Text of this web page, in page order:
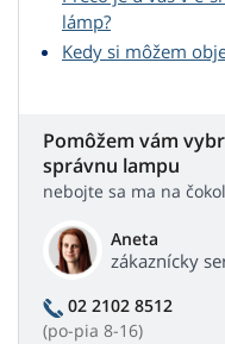
lámp?
Kedy si môžem
Pomôžem vám
správnu lampu
nebojte sa ma na
Aneta
zákaznícky
02 2102 8512
(po-pia 8-16)